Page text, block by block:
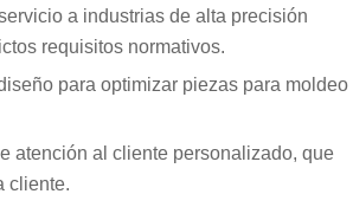
a industrias de alta precisión
requisitos normativos.
para optimizar piezas para moldeo
atención al cliente personalizado, que
cliente.